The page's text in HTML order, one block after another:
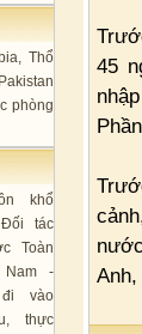
Thổ
phòng
khổ
tác
Toàn
Nam -
đi vào
thực
45